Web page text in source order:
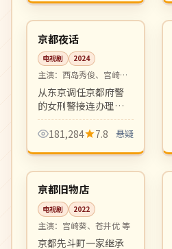
过客。
日本
热播 05:26
京都夜话
电视剧 2024
主演： 西岛秀俊、宫崎葵
从东京调任京都府警
的女刑警接连办理涉
及百年茶屋家族的悬
案。京都古都的静谧
涌相互映衬。
181,284 7.8 悬疑
日本
高分 12:45
京都旧物店
电视剧 2022
主演： 宫崎葵、苍井优 等
京都先斗町一家继承